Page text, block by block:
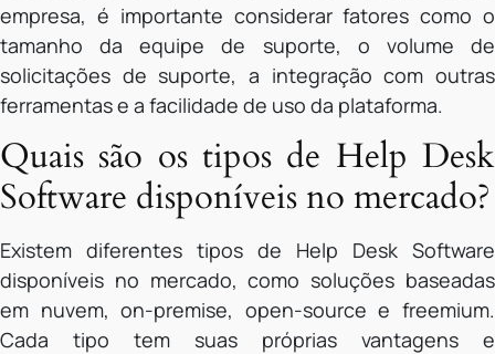
empresa, é importante considerar fatores como o
tamanho da equipe de suporte, o volume de
solicitações de suporte, a integração com outras
ferramentas e a facilidade de uso da plataforma.
Quais são os tipos de Help Desk
Software disponíveis no mercado?
Existem diferentes tipos de Help Desk Software
disponíveis no mercado, como soluções baseadas
em nuvem, on-premise, open-source e freemium.
Cada tipo tem suas próprias vantagens e